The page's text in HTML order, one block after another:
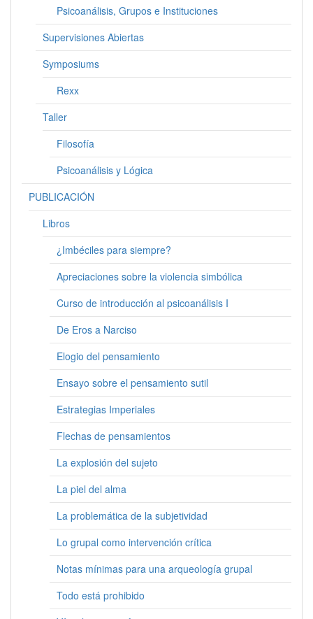
Psicoanálisis, Grupos e Instituciones
Supervisiones Abiertas
Symposiums
Rexx
Taller
Filosofía
Psicoanálisis y Lógica
PUBLICACIÓN
Libros
¿Imbéciles para siempre?
Apreciaciones sobre la violencia simbólica
Curso de introducción al psicoanálisis I
De Eros a Narciso
Elogio del pensamiento
Ensayo sobre el pensamiento sutil
Estrategias Imperiales
Flechas de pensamientos
La explosión del sujeto
La piel del alma
La problemática de la subjetividad
Lo grupal como intervención crítica
Notas mínimas para una arqueología grupal
Todo está prohibido